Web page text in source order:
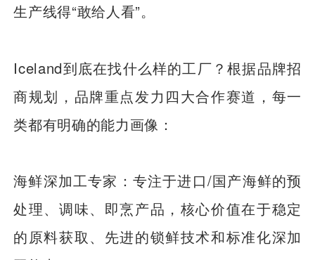
生产线得“敢给人看”。
Iceland到底在找什么样的工厂？根据品牌招
商规划，品牌重点发力四大合作赛道，每一
类都有明确的能力画像：
海鲜深加工专家：专注于进口/国产海鲜的预
处理、调味、即烹产品，核心价值在于稳定
的原料获取、先进的锁鲜技术和标准化深加